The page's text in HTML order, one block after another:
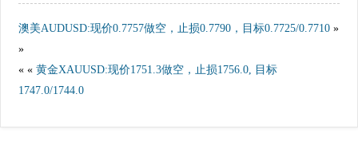
澳美AUDUSD:现价0.7757做空，止损0.7790，目标0.7725/0.7710 »
»
« «黄金XAUUSD:现价1751.3做空，止损1756.0, 目标
1747.0/1744.0